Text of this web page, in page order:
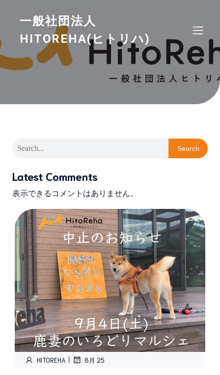
一般社団法人
HITOREHA(ヒトリハ)
Search
Latest Comments
表示できるコメントはありません。
HITOREHA | 8月 25